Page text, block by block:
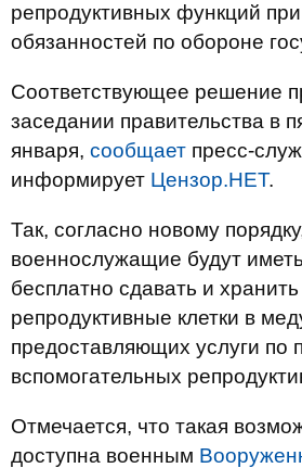
репродуктивных функций
обязанностей по обороне
Соответствующее решение
заседании правительства в
января, сообщает пресс-
информирует Цензор.НЕТ.
Так, согласно новому
военнослужащие будут
бесплатно сдавать и
репродуктивные клетки в
предоставляющих услуги по
вспомогательных
Отмечается, что такая
доступна военным